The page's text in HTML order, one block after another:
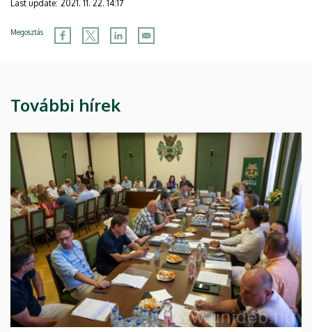
Last update: 2021. 11. 22. 14:17
Megosztás
További hírek